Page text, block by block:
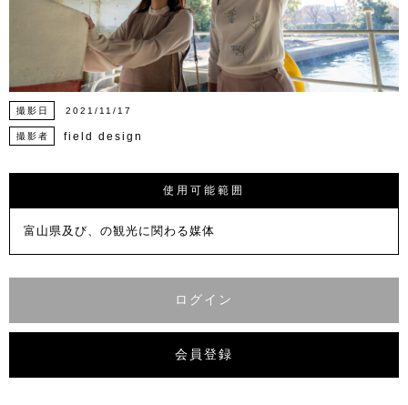
撮影日 2021/11/17
撮影者 field design
使用可能範囲
富山県及び、の観光に関わる媒体
ログイン
会員登録